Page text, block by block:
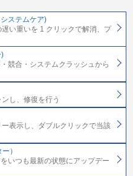
ステムケア)
い重いを 1 クリックで解消、プ
)
競合・システムクラッシュから
し、修復を行う
表示し、ダブルクリックで当該
）
いつも最新の状態にアップデー